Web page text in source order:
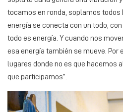
tocamos en ronda, soplamos todos
energía se conecta con un todo, con
todo es energía. Y cuando nos
esa energía también se mueve. Por
lugares donde no es que hacemos
que participamos”.